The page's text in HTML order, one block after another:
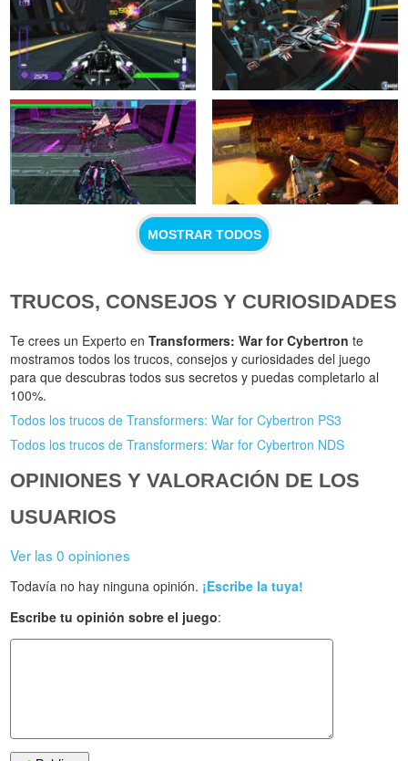
MOSTRAR TODOS
TRUCOS, CONSEJOS Y CURIOSIDADES
Te crees un Experto enTransformers: War for Cybertron te
mostramos todos los trucos, consejos y curiosidades del juego
para que descubras todos sus secretos y puedas completarlo al
100%.
Todos los trucos de Transformers: War for Cybertron PS3
Todos los trucos de Transformers: War for Cybertron NDS
OPINIONES Y VALORACIÓN DE LOS
USUARIOS
Ver las 0 opiniones
Todavía no hay ninguna opinión. ¡Escribe la tuya!
Escribe tu opinión sobre el juego: